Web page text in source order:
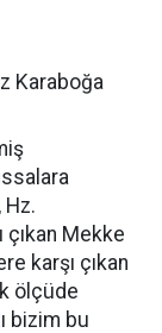
Karaboğa
Hz.
Mekke
karşı çıkan
ölçüde
bizim bu